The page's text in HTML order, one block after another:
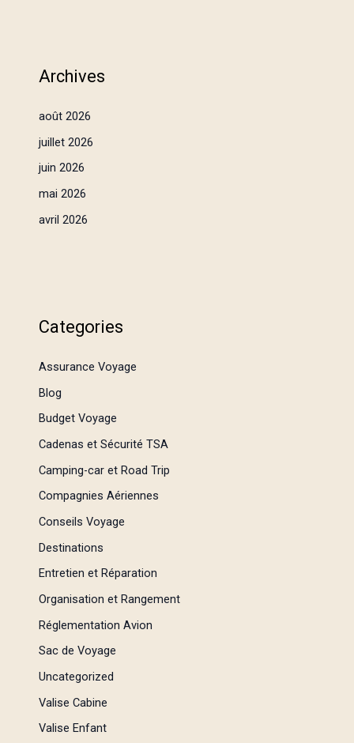
Archives
août 2026
juillet 2026
juin 2026
mai 2026
avril 2026
Categories
Assurance Voyage
Blog
Budget Voyage
Cadenas et Sécurité TSA
Camping-car et Road Trip
Compagnies Aériennes
Conseils Voyage
Destinations
Entretien et Réparation
Organisation et Rangement
Réglementation Avion
Sac de Voyage
Uncategorized
Valise Cabine
Valise Enfant